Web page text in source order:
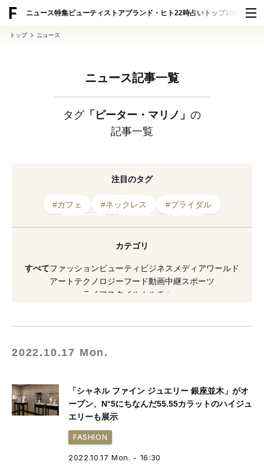
ニュース特集ビューティ ストアブランド・ヒト22時占い トップ100 スナッ
トップ ニュース
ニュース記事一覧
タグ「ピーター・マリノ」 の
記事一覧
注目のタグ
#カフェ #ネックレス
#ブライダル
#銀座 #新店舗
#小松菜奈
#ピーター・マリノ
#ダイヤモンド
カテゴリ
すべてファッションビューティ ビジネス メディアワールド
アート テクノロジーフード動画中継スポーツ
ライフスタイル
カルチャー
2022.10.17 Mon.
「シャネル ファイン ジュエリー 銀座並木」がオ
ープン、N°5にちなんだ55.55カラットのハイジュ
エリーも展示
FASHION
2022.10.17 Mon. - 16:30